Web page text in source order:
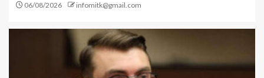
06/08/2026 infomitk@gmail.com